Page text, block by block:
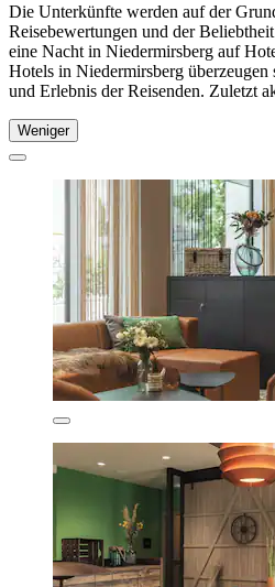
Die Unterkünfte werden auf der
Reisebewertungen und der
eine Nacht in Niedermirsberg auf
Hotels in Niedermirsberg
und Erlebnis der Reisenden. Zuletzt
Weniger